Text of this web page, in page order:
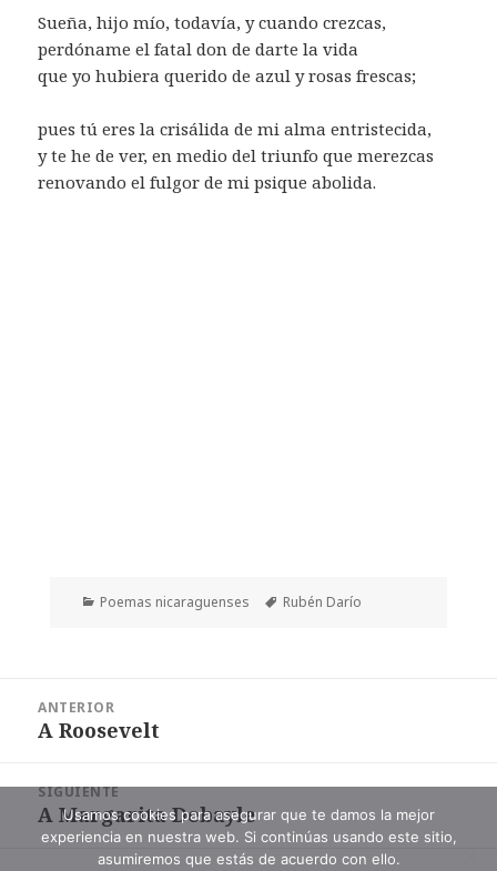
Sueña, hijo mío, todavía, y cuando crezcas,
perdóname el fatal don de darte la vida
que yo hubiera querido de azul y rosas frescas;
pues tú eres la crisálida de mi alma entristecida,
y te he de ver, en medio del triunfo que merezcas
renovando el fulgor de mi psique abolida.
Categorías
Poemas nicaraguenses Etiquetas
Rubén Darío
entradas
ANTERIOR
Entrada
A Roosevelt
SIGUIENTE
Entrada
siguiente:
A Margarita Debayle
Usamos cookies para asegurar que te damos la mejor
experiencia en nuestra web. Si continúas usando este sitio,
asumiremos que estás de acuerdo con ello.